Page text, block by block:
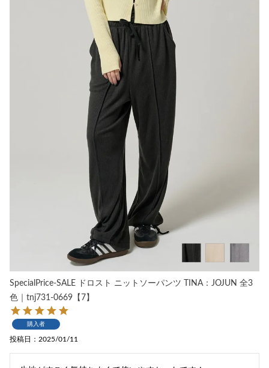
SpecialPrice-SALE ドロスト ニットソーパンツ TINA：JOJUN 全3
色｜tnj731-0669【7】
購入者
投稿日 2025/01/11